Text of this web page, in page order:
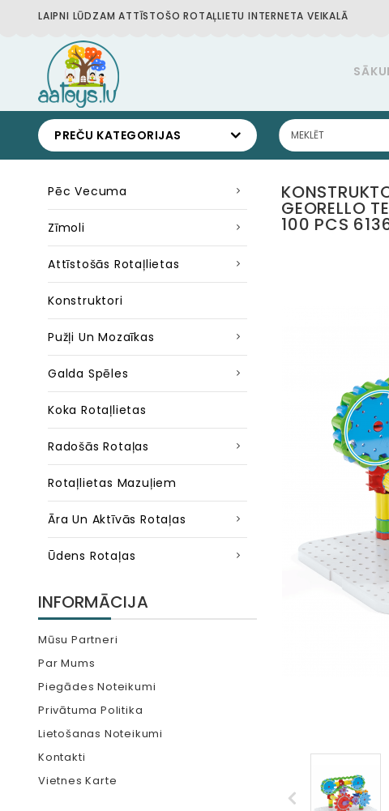
LAIPNI LŪDZAM ATTĪSTOŠO ROTAĻLIETU INTERNETA VEIKALĀ
PREČU KATEGORIJAS
Pēc Vecuma
Zīmoli
Attīstošās Rotaļlietas
Konstruktori
Pužļi Un Mozaīkas
Galda Spēles
Koka Rotaļlietas
Radošās Rotaļas
Rotaļlietas Mazuļiem
Āra Un Aktīvās Rotaļas
Ūdens Rotaļas
INFORMĀCIJA
Mūsu Partneri
Par Mums
Piegādes Noteikumi
Privātuma Politika
Lietošanas Noteikumi
Kontakti
Vietnes Karte
GEORELLO
100 PCS